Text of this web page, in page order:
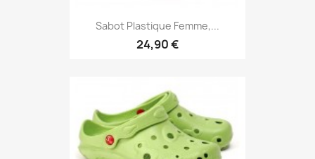
Sabot Plastique Femme,...
24,90 €